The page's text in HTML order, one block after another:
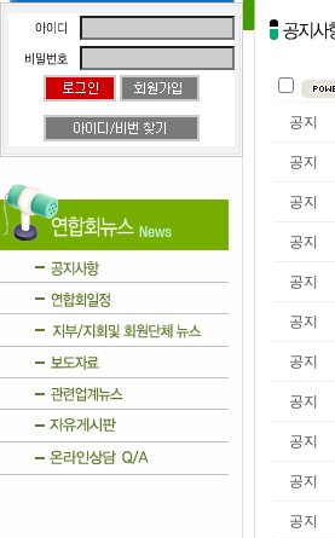
공지
공지
공지
공지
공지
공지
공지
공지
공지
공지
공지